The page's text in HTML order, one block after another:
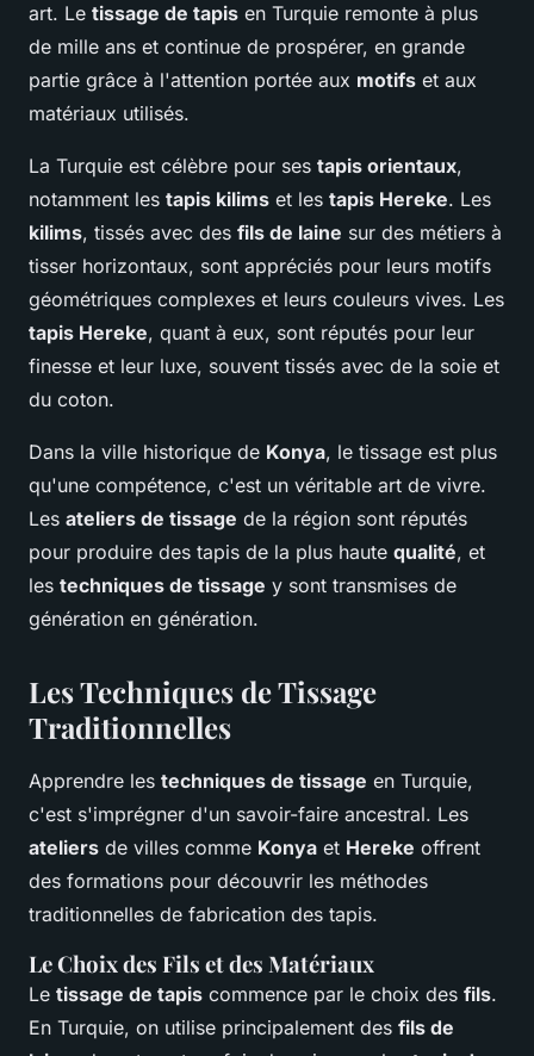
art. Le tissage de tapis en Turquie remonte à plus
de mille ans et continue de prospérer, en grande
partie grâce à l'attention portée aux motifs et aux
matériaux utilisés.
La Turquie est célèbre pour ses tapis orientaux,
notamment les tapis kilims et les tapis Hereke. Les
kilims, tissés avec des fils de laine sur des métiers à
tisser horizontaux, sont appréciés pour leurs motifs
géométriques complexes et leurs couleurs vives. Les
tapis Hereke, quant à eux, sont réputés pour leur
finesse et leur luxe, souvent tissés avec de la soie et
du coton.
Dans la ville historique de Konya, le tissage est plus
qu'une compétence, c'est un véritable art de vivre.
Les ateliers de tissage de la région sont réputés
pour produire des tapis de la plus haute qualité, et
les techniques de tissage y sont transmises de
génération en génération.
Les Techniques de Tissage
Traditionnelles
Apprendre les techniques de tissage en Turquie,
c'est s'imprégner d'un savoir-faire ancestral. Les
ateliers de villes comme Konya et Hereke offrent
des formations pour découvrir les méthodes
traditionnelles de fabrication des tapis.
Le Choix des Fils et des Matériaux
Le tissage de tapis commence par le choix des fils.
En Turquie, on utilise principalement des fils de